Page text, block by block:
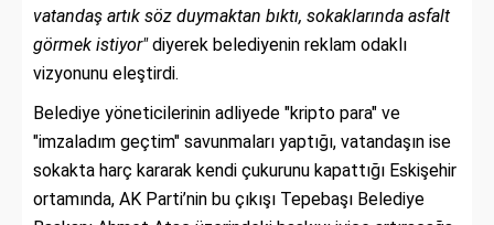
vatandaş artık söz duymaktan bıktı, sokaklarında asfalt
görmek istiyor"diyerek belediyenin reklam odaklı
vizyonunu eleştirdi.
Belediye yöneticilerinin adliyede "kripto para" ve
"imzaladım geçtim" savunmaları yaptığı, vatandaşın ise
sokakta harç kararak kendi çukurunu kapattığı Eskişehir
ortamında, AK Parti’nin bu çıkışı Tepebaşı Belediye